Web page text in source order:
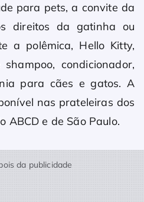
para pets, a convite da
direitos da gatinha ou
a polêmica, Hello Kitty,
condicionador,
para cães e gatos. A
nas prateleiras dos
ABCD e de São Paulo.
da publicidade